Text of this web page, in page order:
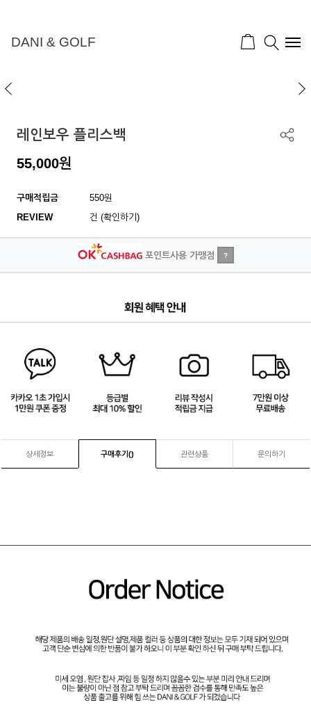
DANI & GOLF
레인보우 플리스백
55,000원
구매적립금
550원
REVIEW
건 (확인하기)
포인트사용 가맹점 ?
상세정보 구매후기() 관련상품 문의하기